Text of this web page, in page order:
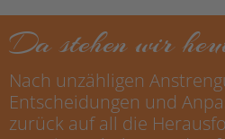
Da stehen wir
Nach unzähligen
Entscheidungen und
zurück auf all die